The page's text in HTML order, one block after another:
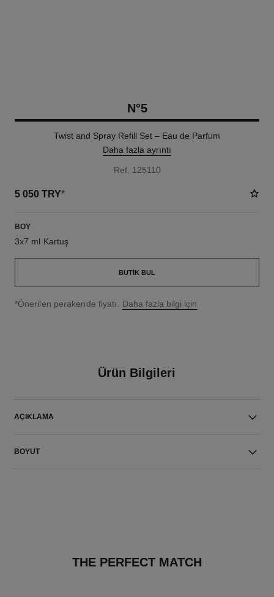
N°5
Twist and Spray Refill Set – Eau de Parfum
Daha fazla ayrıntı
Ref. 125110
5 050 TRY*
BOY
3x7 ml Kartuş
BUTIK BUL
↩
*Önerilen perakende fiyatı. Daha fazla bilgi için
Ürün Bilgileri
AÇIKLAMA
BOYUT
THE PERFECT MATCH